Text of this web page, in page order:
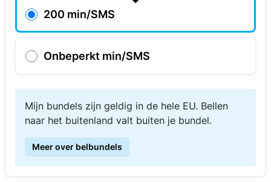
200 min/SMS
Onbeperkt min/SMS
Mijn bundels zijn geldig in de hele EU. Bellen
naar het buitenland valt buiten je bundel.
Meer over belbundels